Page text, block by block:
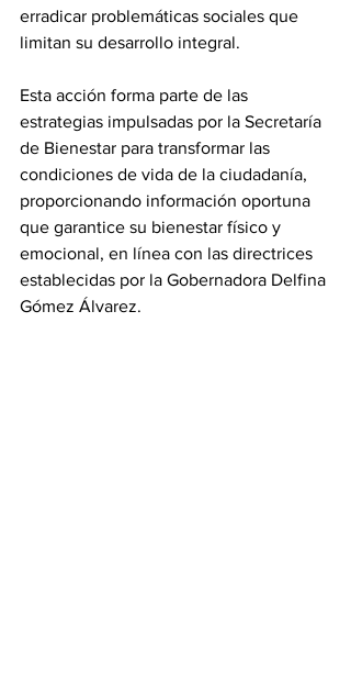
erradicar problemáticas sociales que
limitan su desarrollo integral.
Esta acción forma parte de las
estrategias impulsadas por la Secretaría
de Bienestar para transformar las
condiciones de vida de la ciudadanía,
proporcionando información oportuna
que garantice su bienestar físico y
emocional, en línea con las directrices
establecidas por la Gobernadora Delfina
Gómez Álvarez.